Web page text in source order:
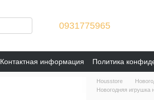
0931775965
Контактная информация Политика
Housstore
Новогодняя игрушка